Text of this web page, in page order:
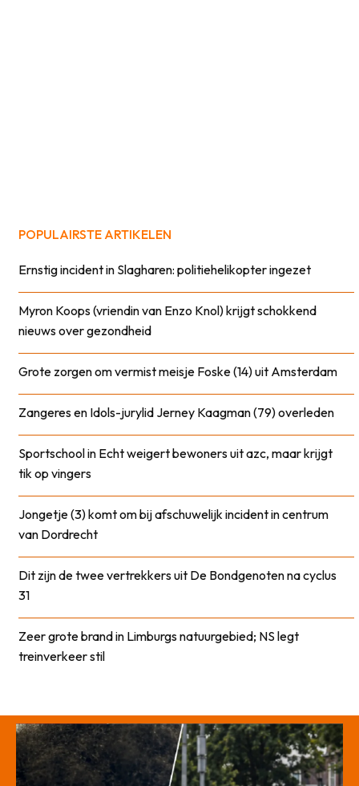
POPULAIRSTE ARTIKELEN
Ernstig incident in Slagharen: politiehelikopter ingezet
Myron Koops (vriendin van Enzo Knol) krijgt schokkend
nieuws over gezondheid
Grote zorgen om vermist meisje Foske (14) uit Amsterdam
Zangeres en Idols-jurylid Jerney Kaagman (79) overleden
Sportschool in Echt weigert bewoners uit azc, maar krijgt
tik op vingers
Jongetje (3) komt om bij afschuwelijk incident in centrum
van Dordrecht
Dit zijn de twee vertrekkers uit De Bondgenoten na cyclus
31
Zeer grote brand in Limburgs natuurgebied; NS legt
treinverkeer stil